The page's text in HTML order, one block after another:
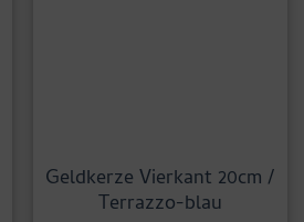
Geldkerze Vierkant 20cm /
Terrazzo-blau